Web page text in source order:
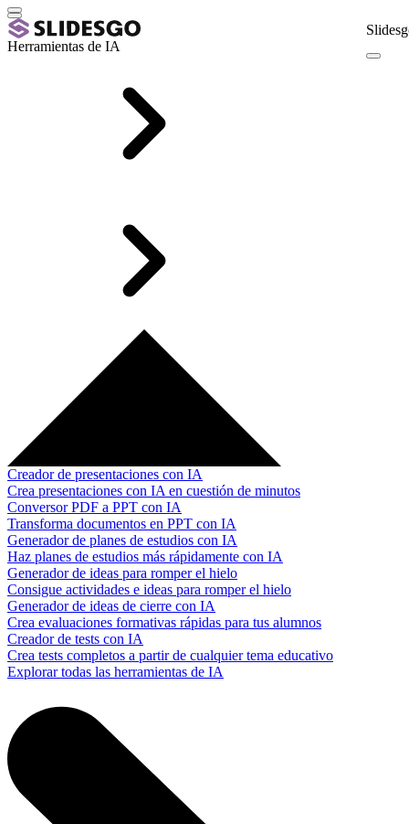
Herramientas de IA
Creador de presentaciones con IA
Crea presentaciones con IA en cuestión de minutos
Conversor PDF a PPT con IA
Transforma documentos en PPT con IA
Generador de planes de estudios con IA
Haz planes de estudios más rápidamente con IA
Generador de ideas para romper el hielo
Consigue actividades e ideas para romper el hielo
Generador de ideas de cierre con IA
Crea evaluaciones formativas rápidas para tus alumnos
Creador de tests con IA
Crea tests completos a partir de cualquier tema educativo
Explorar todas las herramientas de IA